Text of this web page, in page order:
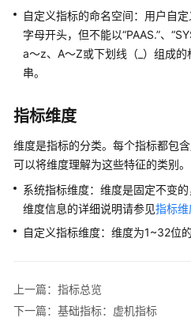
SDK
参
常
问
视
频
帮
文
档
自定义指标的命名空间：用户自
字母开头，但不能以“PAAS.”、
a～z、A～Z或下划线（_）组成
串。
指标维度
维度是指标的分类。每个指标都包
可以将维度理解为这些特征的类别。
系统指标维度：维度是固定不变的
维度信息的详细说明请参见指标维
自定义指标维度：维度为1~32位
上一篇：指标总览
下一篇：基础指标：虚机指标